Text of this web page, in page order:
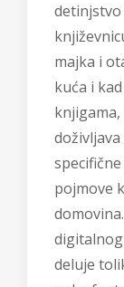
majka i
kuća i
pojmove
digitalnog
deluje